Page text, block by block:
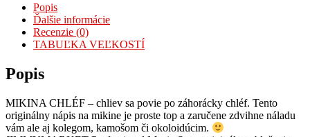
Popis
Ďalšie informácie
Recenzie (0)
TABUĽKA VEĽKOSTÍ
Popis
MIKINA CHLÉF – chliev sa povie po záhorácky chléf. Tento
originálny nápis na mikine je proste top a zaručene zdvihne náladu
vám ale aj kolegom, kamošom či okoloidúcim.